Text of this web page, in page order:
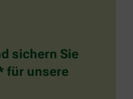
sichern Sie
für unsere